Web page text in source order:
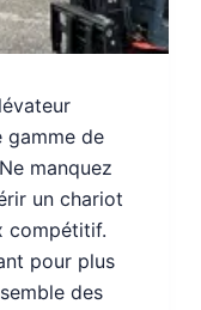
gamme de
manquez
un chariot
compétitif.
pour plus
des